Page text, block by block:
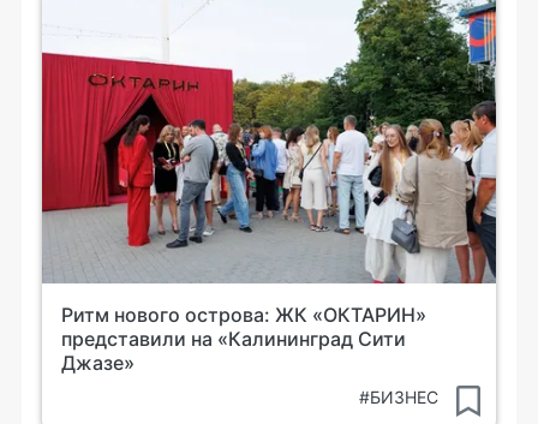
Ритм нового острова: ЖК «ОКТАРИН»
представили на «Калининград Сити
Джазе»
#БИЗНЕС